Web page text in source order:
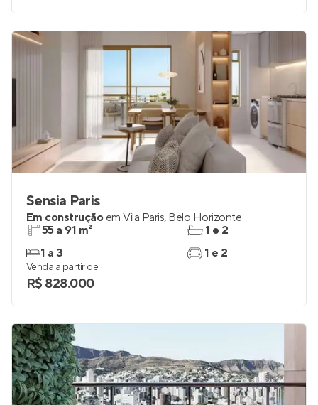
Sensia Paris
Em construção em Vila Paris, Belo Horizonte
55 a 91 m²
1 a 3
1 e 2
1 e 2
Venda a partir de
R$ 828.000